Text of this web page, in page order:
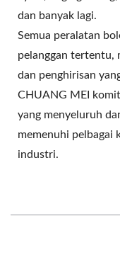
dan banyak lagi.
Semua peralatan
pelanggan tertentu,
dan penghirisan
CHUANG MEI
yang menyeluruh
memenuhi pelbagai
industri.